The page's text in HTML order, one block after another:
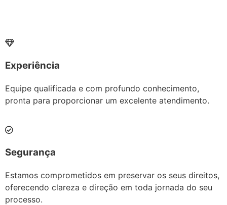
Experiência
Equipe qualificada e com profundo conhecimento,
pronta para proporcionar um excelente atendimento.
Segurança
Estamos comprometidos em preservar os seus direitos,
oferecendo clareza e direção em toda jornada do seu
processo.